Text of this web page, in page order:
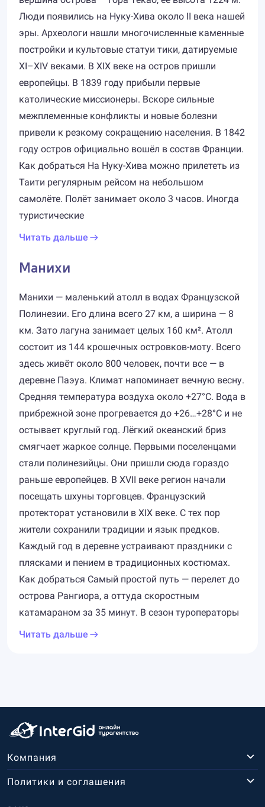
Люди появились на Нуку-Хива около II века нашей
эры. Археологи нашли многочисленные каменные
постройки и культовые статуи тики, датируемые
XI–XIV веками. В XIX веке на остров пришли
европейцы. В 1839 году прибыли первые
католические миссионеры. Вскоре сильные
межплеменные конфликты и новые болезни
привели к резкому сокращению населения. В 1842
году остров официально вошёл в состав Франции.
Как добраться На Нуку-Хива можно прилететь из
Таити регулярным рейсом на небольшом
самолёте. Полёт занимает около 3 часов. Иногда
туристические
Читать дальше
Манихи
Манихи — маленький атолл в водах Французской
Полинезии. Его длина всего 27 км, а ширина — 8
км. Зато лагуна занимает целых 160 км². Атолл
состоит из 144 крошечных островков-моту. Всего
здесь живёт около 800 человек, почти все — в
деревне Паэуа. Климат напоминает вечную весну.
Средняя температура воздуха около +27°C. Вода в
прибрежной зоне прогревается до +26…+28°C и не
остывает круглый год. Лёгкий океанский бриз
смягчает жаркое солнце. Первыми поселенцами
стали полинезийцы. Они пришли сюда гораздо
раньше европейцев. В XVII веке регион начали
посещать шхуны торговцев. Французский
протекторат установили в XIX веке. С тех пор
жители сохранили традиции и язык предков.
Каждый год в деревне устраивают праздники с
плясками и пением в традиционных костюмах.
Как добраться Самый простой путь — перелет до
острова Рангиора, а оттуда скоростным
катамараном за 35 минут. В сезон туроператоры
Читать дальше
Компания
Политики и соглашения